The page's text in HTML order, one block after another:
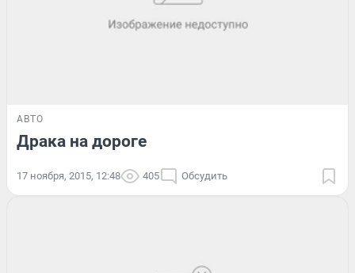
АВТО
Драка на дороге
17 ноября, 2015, 12:48 405 Обсудить